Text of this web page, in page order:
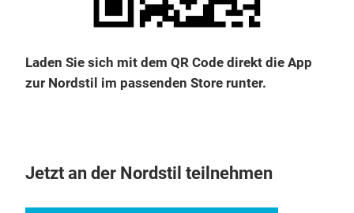
Laden Sie sich mit dem QR Code direkt die App
zur Nordstil im passenden Store runter.
Jetzt an der Nordstil teilnehmen